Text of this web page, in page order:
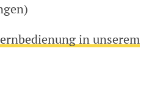
in unserem